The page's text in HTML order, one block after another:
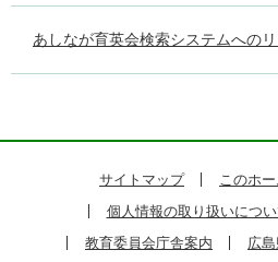
あしなが育英会検索システムへの
サイトマップ
このホ
個人情報の取り扱いにつ
教育委員会庁舎案内
広